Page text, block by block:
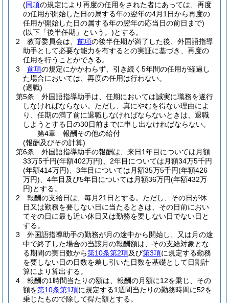
(同項の規定により再度の任用をされた者にあっては、再度
の任用が開始した日の属する年の翌年の4月1日から再度の
任用が開始した日の属する年の翌年の応当日の前日まで)
(以下「後半任期」という。)とする。
2
教育委員会は、 前項の後半任期が満了した後、外国語指導
助手として必要な能力を有するとの実証に基づき、再度の
任用を行うことができる。
3
前項の規定にかかわらず、引き続く5年間の任用が経過し
た場合においては、再度の任用は行わない。
(退職)
第5条
外国語指導助手は、任期においては誠実に職務を遂行
しなければならない。 ただし、真にやむを得ない理由によ
り、任期の満了前に退職しなければならないときは、退職
しようとする日の30日前までに申し出なければならない。
第4章
報酬その他の給付
(報酬及びその計算)
第6条
外国語指導助手の報酬は、来日1年目については月額
33万5千円(年額402万円) 、2年目については月額34万5千円
(年額414万円) 、3年目については月額35万5千円(年額426
万円) 、4年目及び5年目については月額36万円(年額432万
円)とする。
2
報酬の支給日は、毎月21日とする。 ただし、その日が休
日又は勤務を要しない日に当たるときは、その日前におい
てその日に最も近い休日又は勤務を要しない日でない日と
する。
3
外国語指導助手の勤務が月の途中から開始し、又は月の途
中で終了した場合の当該月の報酬額は、その支給対象とな
る期間の実日数から第10条第2項及び第3項に規定する勤務
を要しない日の日数を差し引いた日数を基礎として日割計
算により算出する。
4
報酬の1時間当たりの額は、報酬の月額に12を乗じ、その
額を第10条第1項に規定する1週間当たりの勤務時間に52を
乗じたもので除して得た額とする。